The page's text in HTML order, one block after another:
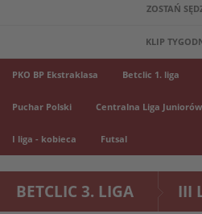
ZOSTAŃ
KLIP
PKO BP Ekstraklasa Betclic 1. liga
Puchar Polski Centralna Liga Juniorów
I liga - kobieca Futsal
BETCLIC 3. LIGA III